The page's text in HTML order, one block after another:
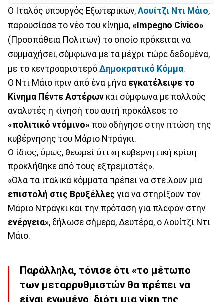
Ο Ιταλός υπουργός Εξωτερικών, Λουίτζι Ντι Μάιο,
παρουσίασε το νέο του κίνημα, «Impegno Civico»
(Προσπάθεια Πολιτών) το οποίο πρόκειται να
συμμαχήσει, σύμφωνα με τα μέχρι τώρα δεδομένα,
με το κεντροαριστερό Δημοκρατικό Κόμμα.
Ο Ντι Μάιο πριν από ένα μήνα εγκατέλειψε το
Κίνημα Πέντε Αστέρων και σύμφωνα με πολλούς
αναλυτές η κίνησή του αυτή προκάλεσε το
«πολιτικό ντόμινο» που οδήγησε στην πτώση της
κυβέρνησης του Μάριο Ντράγκι.
Ο ίδιος, όμως, θεωρεί ότι «η κυβερνητική κρίση
προκλήθηκε από τους εξτρεμιστές».
«Όλα τα ιταλικά κόμματα πρέπει να στείλουν μια
επιστολή στις Βρυξέλλες για να στηρίξουν τον
Μάριο Ντράγκι και την πρόταση για πλαφόν στην
ενέργεια», δήλωσε σήμερα, Δευτέρα, ο Λουίτζι Ντι
Μάιο.
Παράλληλα, τόνισε ότι «το μέτωπο
των μεταρρυθμιστών θα πρέπει να
είναι ενωμένο, διότι μια νίκη της